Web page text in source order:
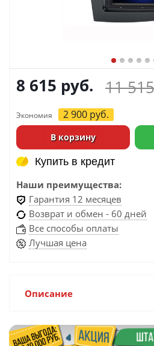
8 615 руб. 11 515
Экономия 2 900 руб.
В корзину
Купить в кредит
Купить в кредит
Наши преимущества:
Гарантия 12 месяцев
Возврат и обмен - 60 дней
Все способы оплаты
Лучшая цена
Описание